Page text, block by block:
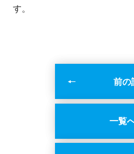
す。
前の
一覧